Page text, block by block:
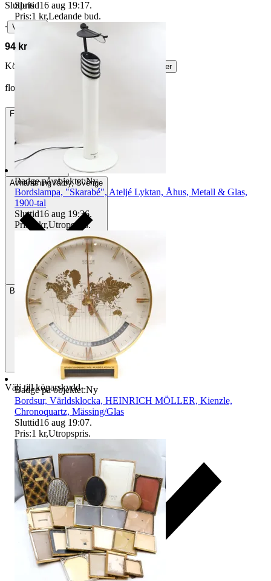
Slutpris
∙ Visa bud
94 kr
Köparskydd är valfritt hos företag.
Läs mer
flocare vann auktionen
Frakt
AvhämtningVårby, Sverige
Betalning Via Tradera
Välj till köparskydd
Sluttid16 aug 19:17.
Pris:1 kr,Ledande bud.
Badge på objektet:Ny
Bordslampa, "Skarabé", Ateljé Lyktan, Åhus, Metall & Glas,
1900-tal
Sluttid16 aug 19:36.
Pris:
1 kr,Utropspris.
Badge på objektet:Ny
Bordsur, Världsklocka, HEINRICH MÖLLER, Kienzle,
Chronoquartz, Mässing/Glas
Sluttid16 aug 19:07.
Pris:1 kr,Utropspris.